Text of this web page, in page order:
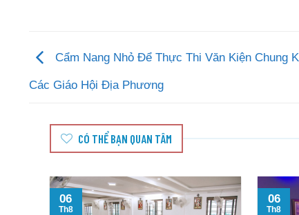
Cẩm Nang Nhỏ Để Thực Thi Văn Kiện Chung
Các Giáo Hội Địa Phương
CÓ THỂ BẠN QUAN TÂM
06
Th8
06
Th8